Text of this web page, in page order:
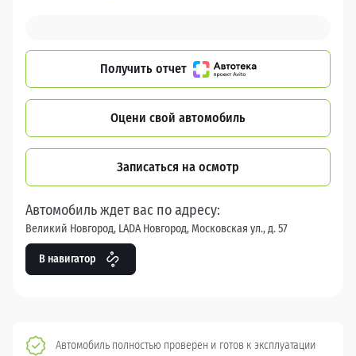
Получить отчет
Оцени свой автомобиль
Записаться на осмотр
Автомобиль ждет вас по адресу:
Великий Новгород, LADA Новгород, Московская ул., д. 57
В навигатор
Автомобиль полностью проверен и готов к эксплуатации